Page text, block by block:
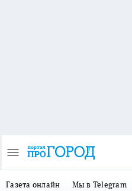
Газета онлайн Мы в Telegram